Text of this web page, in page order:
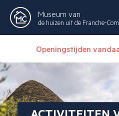
Museum van
de huizen uit de Franche-
Openingstijden